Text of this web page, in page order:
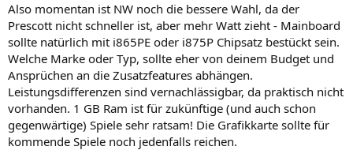
Also momentan ist NW noch die bessere Wahl, da der
Prescott nicht schneller ist, aber mehr Watt zieht - Mainboard
sollte natürlich mit i865PE oder i875P Chipsatz bestückt sein.
Welche Marke oder Typ, sollte eher von deinem Budget und
Ansprüchen an die Zusatzfeatures abhängen.
Leistungsdifferenzen sind vernachlässigbar, da praktisch nicht
vorhanden. 1 GB Ram ist für zukünftige (und auch schon
gegenwärtige) Spiele sehr ratsam! Die Grafikkarte sollte für
kommende Spiele noch jedenfalls reichen.